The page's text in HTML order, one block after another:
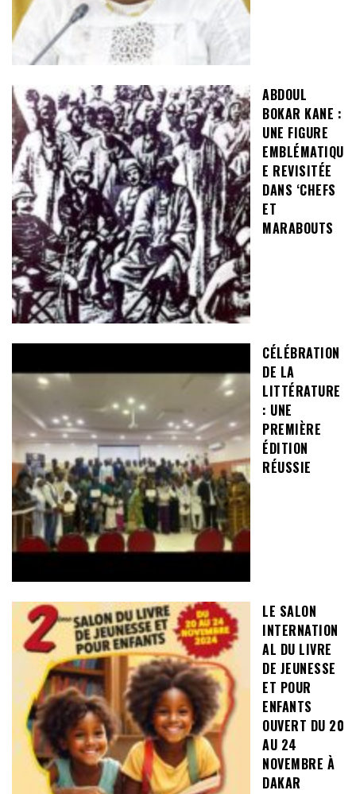
ABDOUL
BOKAR KANE :
UNE FIGURE
EMBLÉMATIQU
E REVISITÉE
DANS ‘CHEFS
ET
MARABOUTS
CÉLÉBRATION
DE LA
LITTÉRATURE
: UNE
PREMIÈRE
ÉDITION
RÉUSSIE
LE SALON
INTERNATION
AL DU LIVRE
DE JEUNESSE
ET POUR
ENFANTS
OUVERT DU 20
AU 24
NOVEMBRE À
DAKAR